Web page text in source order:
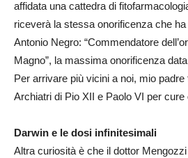
affidata una cattedra di
riceverà la stessa onorificenza che
Antonio Negro: “Commendatore
Magno”, la massima onorificenza
Per arrivare più vicini a noi, mio
Archiatri di Pio XII e Paolo VI per cure
Darwin e le dosi infinitesimali
Altra curiosità è che il dottor